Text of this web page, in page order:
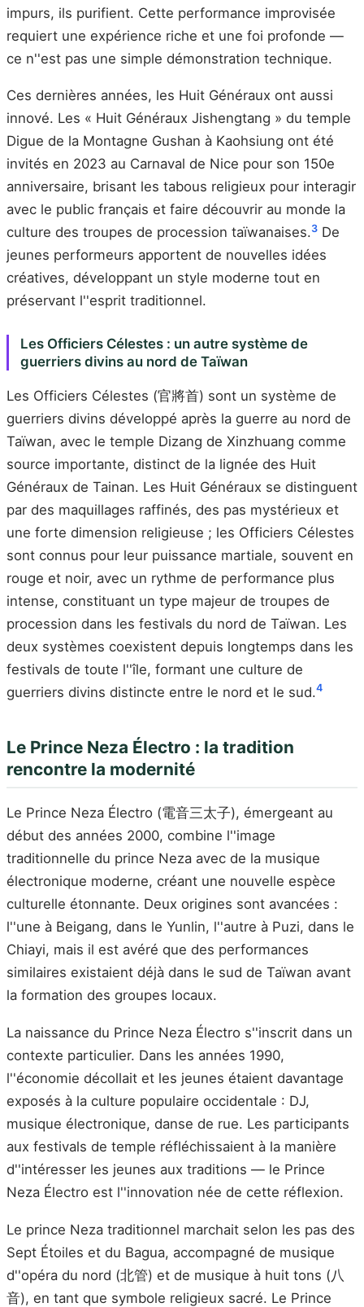
impurs, ils purifient. Cette performance improvisée
requiert une expérience riche et une foi profonde —
ce n''est pas une simple démonstration technique.
Ces dernières années, les Huit Généraux ont aussi
innové. Les « Huit Généraux Jishengtang » du temple
Digue de la Montagne Gushan à Kaohsiung ont été
invités en 2023 au Carnaval de Nice pour son 150e
anniversaire, brisant les tabous religieux pour interagir
avec le public français et faire découvrir au monde la
culture des troupes de procession taïwanaises.3 De
jeunes performeurs apportent de nouvelles idées
créatives, développant un style moderne tout en
préservant l''esprit traditionnel.
Les Officiers Célestes : un autre système de
guerriers divins au nord de Taïwan
Les Officiers Célestes (官將首) sont un système de
guerriers divins développé après la guerre au nord de
Taïwan, avec le temple Dizang de Xinzhuang comme
source importante, distinct de la lignée des Huit
Généraux de Tainan. Les Huit Généraux se distinguent
par des maquillages raffinés, des pas mystérieux et
une forte dimension religieuse ; les Officiers Célestes
sont connus pour leur puissance martiale, souvent en
rouge et noir, avec un rythme de performance plus
intense, constituant un type majeur de troupes de
procession dans les festivals du nord de Taïwan. Les
deux systèmes coexistent depuis longtemps dans les
festivals de toute l''île, formant une culture de
guerriers divins distincte entre le nord et le sud.4
Le Prince Neza Électro : la tradition
rencontre la modernité
Le Prince Neza Électro (電音三太子), émergeant au
début des années 2000, combine l''image
traditionnelle du prince Neza avec de la musique
électronique moderne, créant une nouvelle espèce
culturelle étonnante. Deux origines sont avancées :
l''une à Beigang, dans le Yunlin, l''autre à Puzi, dans le
Chiayi, mais il est avéré que des performances
similaires existaient déjà dans le sud de Taïwan avant
la formation des groupes locaux.
La naissance du Prince Neza Électro s''inscrit dans un
contexte particulier. Dans les années 1990,
l''économie décollait et les jeunes étaient davantage
exposés à la culture populaire occidentale : DJ,
musique électronique, danse de rue. Les participants
aux festivals de temple réfléchissaient à la manière
d''intéresser les jeunes aux traditions — le Prince
Neza Électro est l''innovation née de cette réflexion.
Le prince Neza traditionnel marchait selon les pas des
Sept Étoiles et du Bagua, accompagné de musique
d''opéra du nord (北管) et de musique à huit tons (八
音), en tant que symbole religieux sacré. Le Prince